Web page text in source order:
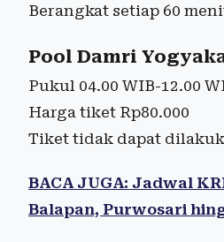
Berangkat setiap 60
Pool Damri
Pukul 04.00 WIB-12.00
Harga tiket Rp80.000
Tiket tidak dapat
BACA JUGA: Jadwal
Balapan, Purwosari